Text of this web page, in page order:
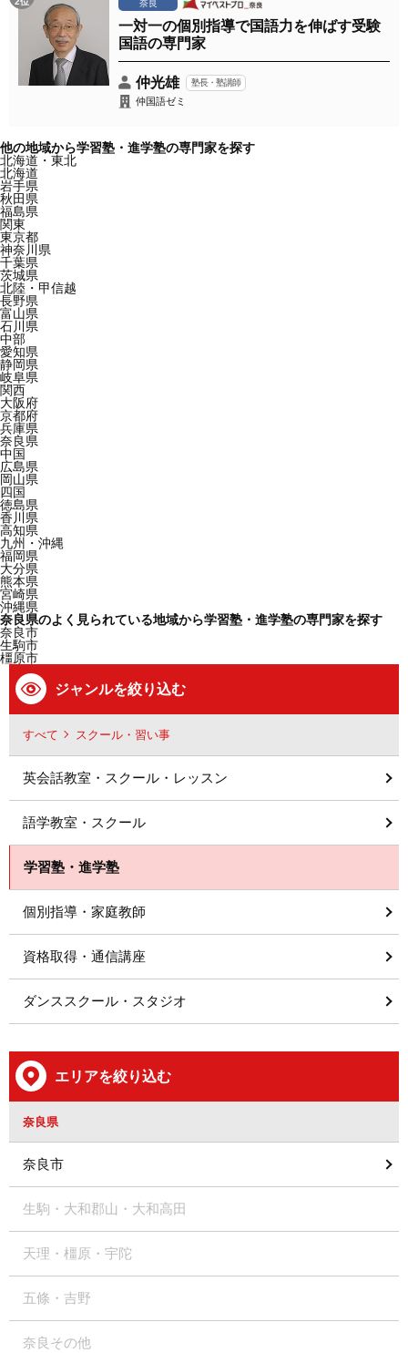
奈良
一対一の個別指導で国語力を伸ばす受験
国語の専門家
仲光雄 塾長・塾講師
仲国語ゼミ
他の地域から学習塾・進学塾の専門家を探す
北海道・東北
北海道
岩手県
秋田県
福島県
関東
東京都
神奈川県
千葉県
茨城県
北陸・甲信越
長野県
富山県
石川県
中部
愛知県
静岡県
岐阜県
関西
大阪府
京都府
兵庫県
奈良県
中国
広島県
岡山県
四国
徳島県
香川県
高知県
九州・沖縄
福岡県
大分県
熊本県
宮崎県
沖縄県
奈良県のよく見られている地域から学習塾・進学塾の専門家を探す
奈良市
生駒市
橿原市
ジャンルを絞り込む
すべて スクール・習い事
英会話教室・スクール・レッスン
語学教室・スクール
学習塾・進学塾
個別指導・家庭教師
資格取得・通信講座
ダンススクール・スタジオ
エリアを絞り込む
奈良県
奈良市
生駒・大和郡山・大和高田
天理・橿原・宇陀
五條・吉野
奈良その他